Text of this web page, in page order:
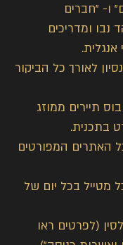
ו- "חברים
ומדריכים
אנגלית.
לאורך כל הביקור
תיירים ממוזג
בתכנית.
האתרים המפורטים
מטייל בכל יום של
(לפרטים ראו